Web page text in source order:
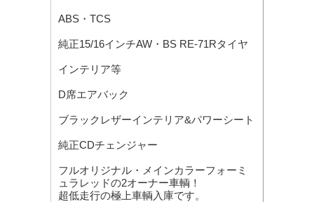
ABS・TCS
純正15/16インチAW・BS RE-71Rタイヤ
インテリア等
D席エアバック
ブラックレザーインテリア&パワーシート
純正CDチェンジャー
フルオリジナル・メインカラーフォーミ
ュラレッドの2オーナー車輌！
超低走行の極上車輌入庫です。